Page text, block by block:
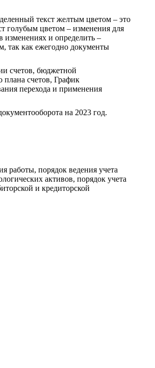
текст желтым цветом – это
голубым цветом – изменения для
и определить –
так как ежегодно документы
счетов, бюджетной
счетов, График
перехода и применения
на 2023 год.
работы, порядок ведения учета
активов, порядок учета
и кредиторской